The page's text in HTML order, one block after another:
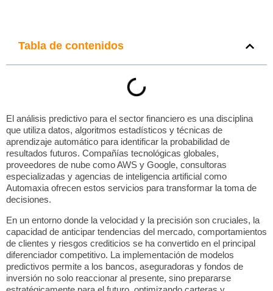
Tabla de contenidos
El análisis predictivo para el sector financiero es una disciplina
que utiliza datos, algoritmos estadísticos y técnicas de
aprendizaje automático para identificar la probabilidad de
resultados futuros. Compañías tecnológicas globales,
proveedores de nube como AWS y Google, consultoras
especializadas y agencias de inteligencia artificial como
Automaxia ofrecen estos servicios para transformar la toma de
decisiones.
En un entorno donde la velocidad y la precisión son cruciales, la
capacidad de anticipar tendencias del mercado, comportamientos
de clientes y riesgos crediticios se ha convertido en el principal
diferenciador competitivo. La implementación de modelos
predictivos permite a los bancos, aseguradoras y fondos de
inversión no solo reaccionar al presente, sino prepararse